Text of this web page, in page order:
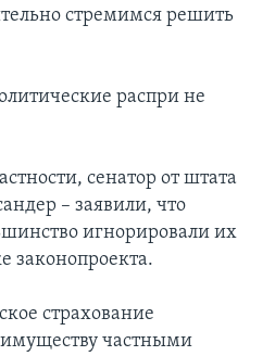
стремимся решить
распри не
сенатор от штата
– заявили, что
игнорировали их
законопроекта.
страхование
частными